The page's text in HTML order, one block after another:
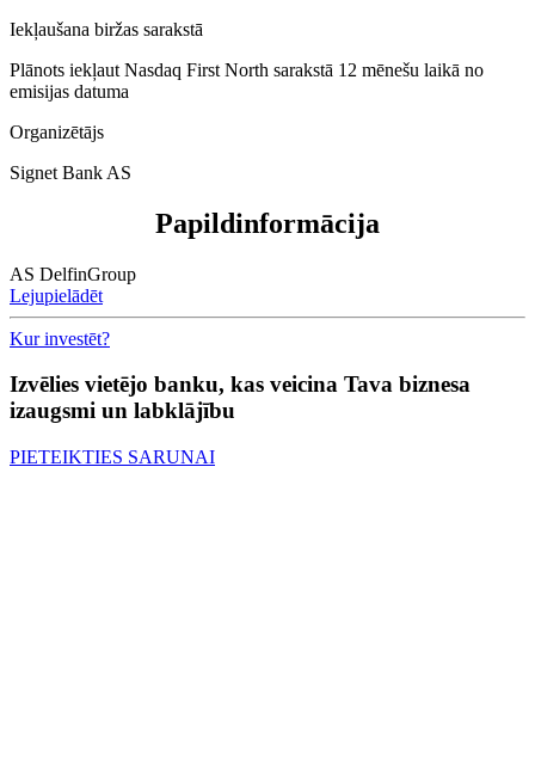
Iekļaušana biržas sarakstā
Plānots iekļaut Nasdaq First North sarakstā 12 mēnešu laikā no
emisijas datuma
Organizētājs
Signet Bank AS
Papildinformācija
AS DelfinGroup
Lejupielādēt
Kur investēt?
Izvēlies vietējo banku, kas veicina Tava biznesa
izaugsmi un labklājību
PIETEIKTIES SARUNAI